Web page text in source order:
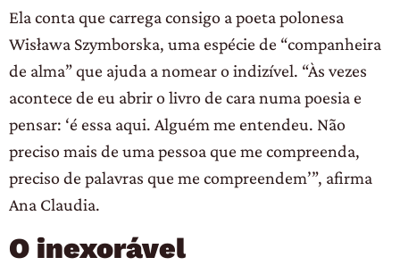
Ela conta que carrega consigo a poeta polonesa
Wisława Szymborska, uma espécie de “companheira
de alma” que ajuda a nomear o indizível. “Às vezes
acontece de eu abrir o livro de cara numa poesia e
pensar: ‘é essa aqui. Alguém me entendeu. Não
preciso mais de uma pessoa que me compreenda,
preciso de palavras que me compreendem’”, afirma
Ana Claudia.
O inexorável